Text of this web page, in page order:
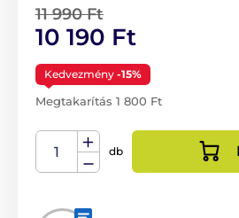
11 990 Ft
10 190 Ft
Kedvezmény -15%
Megtakarítás 1 800 Ft
db